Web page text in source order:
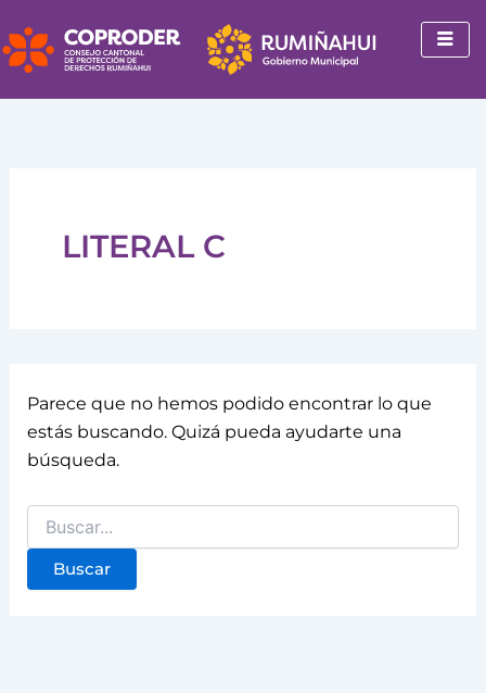
al
contenido
LITERAL C
Parece que no hemos podido encontrar lo que
estás buscando. Quizá pueda ayudarte una
búsqueda.
por: